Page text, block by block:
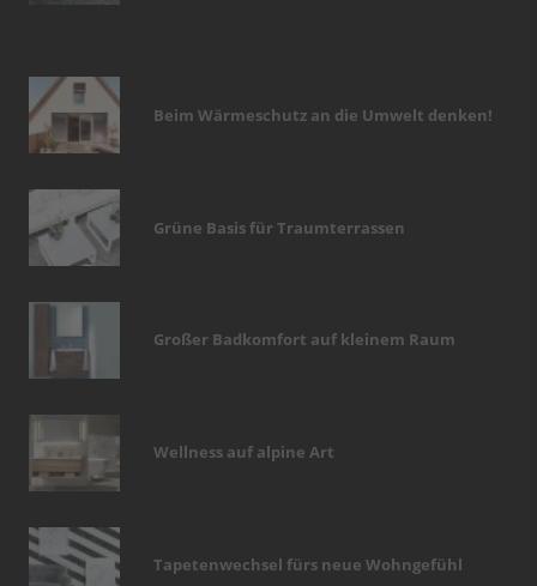
Beim Wärmeschutz an die Umwelt denken!
Grüne Basis für Traumterrassen
Großer Badkomfort auf kleinem Raum
Wellness auf alpine Art
Tapetenwechsel fürs neue Wohngefühl